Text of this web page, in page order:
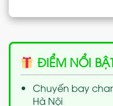
ĐIỂM NỔI
Chuyến bay
Hà Nội